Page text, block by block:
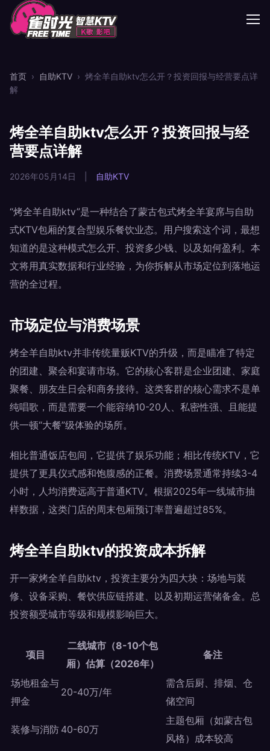
首页 › 自助KTV › 烤全羊自助ktv怎么开？投资回报与经营要点详
解
烤全羊自助ktv怎么开？投资回报与经
营要点详解
2026年05月14日 自助KTV
“烤全羊自助ktv”是一种结合了蒙古包式烤全羊宴席与自助
式KTV包厢的复合型娱乐餐饮业态。用户搜索这个词，最想
知道的是这种模式怎么开、投资多少钱、以及如何盈利。本
文将用真实数据和行业经验，为你拆解从市场定位到落地运
营的全过程。
市场定位与消费场景
烤全羊自助ktv并非传统量贩KTV的升级，而是瞄准了特定
的团建、聚会和宴请市场。它的核心客群是企业团建、家庭
聚餐、朋友生日会和商务接待。这类客群的核心需求不是单
纯唱歌，而是需要一个能容纳10-20人、私密性强、且能提
供一顿“大餐”级体验的场所。
相比普通饭店包间，它提供了娱乐功能；相比传统KTV，它
提供了更具仪式感和饱腹感的正餐。消费场景通常持续3-4
小时，人均消费远高于普通KTV。根据2025年一线城市抽
样数据，这类门店的周末包厢预订率普遍超过85%。
烤全羊自助ktv的投资成本拆解
开一家烤全羊自助ktv，投资主要分为四大块：场地与装
修、设备采购、餐饮供应链搭建、以及初期运营储备金。总
投资额受城市等级和规模影响巨大。
项目
二线城市（8-10个包
厢）估算（2026年）
备注
场地租金与
押金
20-40万/年
需含后厨、排烟、仓
储空间
装修与消防 40-60万
主题包厢（如蒙古包
风格）成本较高